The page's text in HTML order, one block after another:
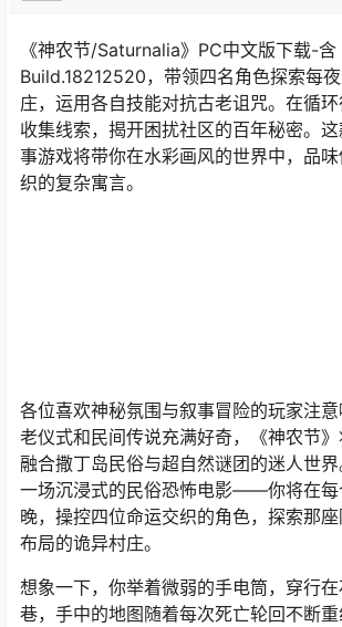
《神农节/Saturnalia》PC中文版下载-含
Build.18212520，带领四名角色探索每
庄，运用各自技能对抗古老诅咒。在循
收集线索，揭开困扰社区的百年秘密。
事游戏将带你在水彩画风的世界中，品
织的复杂寓言。
各位喜欢神秘氛围与叙事冒险的玩家注
老仪式和民间传说充满好奇，《神农节
融合撒丁岛民俗与超自然谜团的迷人世
一场沉浸式的民俗恐怖电影——你将在每
晚，操控四位命运交织的角色，探索那
布局的诡异村庄。
想象一下，你举着微弱的手电筒，穿行
巷，手中的地图随着每次死亡轮回不断